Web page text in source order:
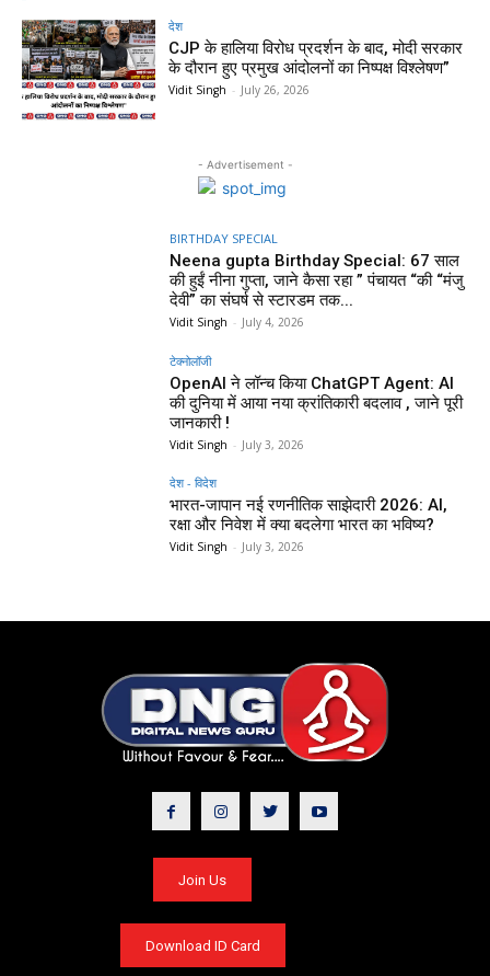
देश
CJP के हालिया विरोध प्रदर्शन के बाद, मोदी सरकार
के दौरान हुए प्रमुख आंदोलनों का निष्पक्ष विश्लेषण”
Vidit Singh - July 26, 2026
- Advertisement -
BIRTHDAY SPECIAL
Neena gupta Birthday Special: 67 साल
की हुईं नीना गुप्ता, जाने कैसा रहा ” पंचायत “की “मंजु
देवी” का संघर्ष से स्टारडम तक...
Vidit Singh - July 4, 2026
टेक्नोलॉजी
OpenAI ने लॉन्च किया ChatGPT Agent: AI
की दुनिया में आया नया क्रांतिकारी बदलाव , जाने पूरी
जानकारी !
Vidit Singh - July 3, 2026
देश - विदेश
भारत-जापान नई रणनीतिक साझेदारी 2026: AI,
रक्षा और निवेश में क्या बदलेगा भारत का भविष्य?
Vidit Singh - July 3, 2026
Join Us
Download ID Card